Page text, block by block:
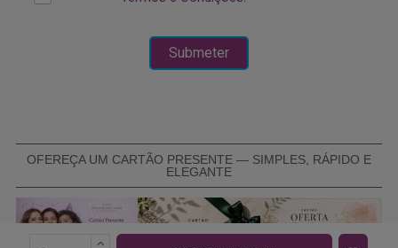
OFEREÇA UM CARTÃO PRESENTE — SIMPLES, RÁPIDO E
ELEGANTE